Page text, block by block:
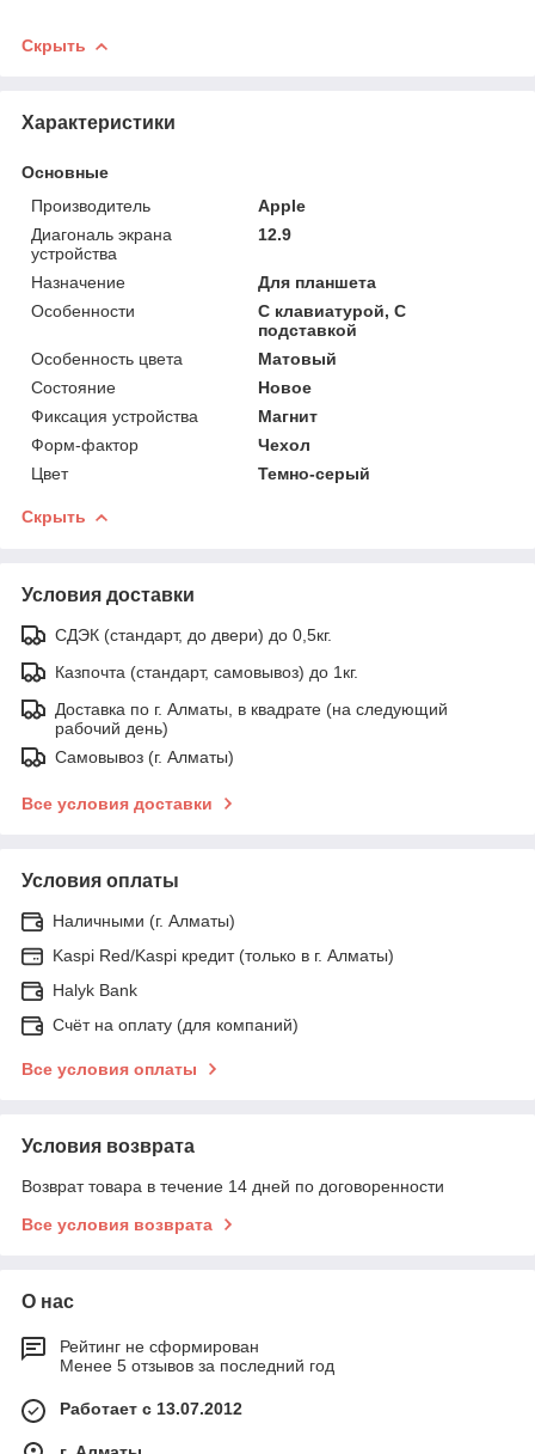
Скрыть
Характеристики
Основные
Производитель
Apple
Диагональ экрана
устройства
12.9
Назначение
Для планшета
Особенности
С клавиатурой, С
подставкой
Особенность цвета
Матовый
Состояние
Новое
Фиксация устройства
Магнит
Форм-фактор
Чехол
Цвет
Темно-серый
Скрыть
Условия доставки
СДЭК (стандарт, до двери) до 0,5кг.
Казпочта (стандарт, самовывоз) до 1кг.
Доставка по г. Алматы, в квадрате (на следующий
рабочий день)
Самовывоз (г. Алматы)
Все условия доставки
Условия оплаты
Наличными (г. Алматы)
Kaspi Red/Kaspi кредит (только в г. Алматы)
Halyk Bank
Счёт на оплату (для компаний)
Все условия оплаты
Условия возврата
Возврат товара в течение 14 дней по договоренности
Все условия возврата
О нас
Рейтинг не сформирован
Менее 5 отзывов за последний год
Работает с 13.07.2012